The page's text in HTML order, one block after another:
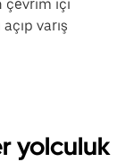
çevrim içi
varış
yolculuk